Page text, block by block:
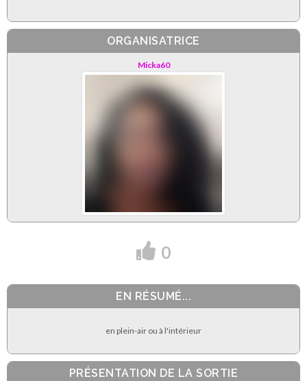
ORGANISATRICE
Micka60
0
EN RÉSUMÉ...
en plein-air ou à l'intérieur
PRÉSENTATION DE LA SORTIE